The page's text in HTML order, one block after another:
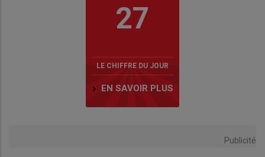
27
LE CHIFFRE DU JOUR
EN SAVOIR PLUS
Publicité